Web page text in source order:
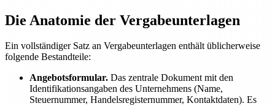
Die Anatomie der Vergabeunterlagen
Ein vollständiger Satz an Vergabeunterlagen enthält üblicherweise
folgende Bestandteile:
Angebotsformular. Das zentrale Dokument mit den
Identifikationsangaben des Unternehmens (Name,
Steuernummer, Handelsregisternummer, Kontaktdaten). Es